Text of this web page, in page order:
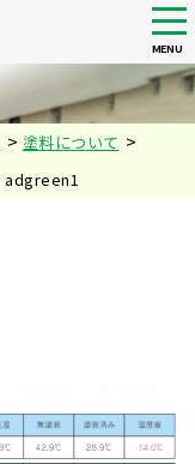
MENU
> 塗料について >
adgreen1